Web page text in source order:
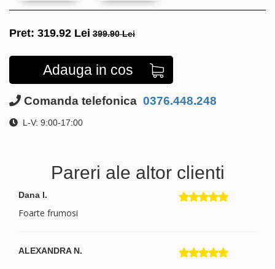
Pret: 319.92 Lei 399.90 Lei
Adauga in cos
Comanda telefonica 0376.448.248
L-V: 9:00-17:00
Pareri ale altor clienti
Dana I.
Foarte frumosi
ALEXANDRA N.